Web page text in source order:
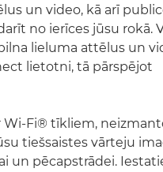
un video, kā arī
no ierīces jūsu rokā.
lieluma attēlus un
lietotni, tā pārspējot
Wi-Fi® tīkliem,
tiešsaistes vārteju
un pēcapstrādei.